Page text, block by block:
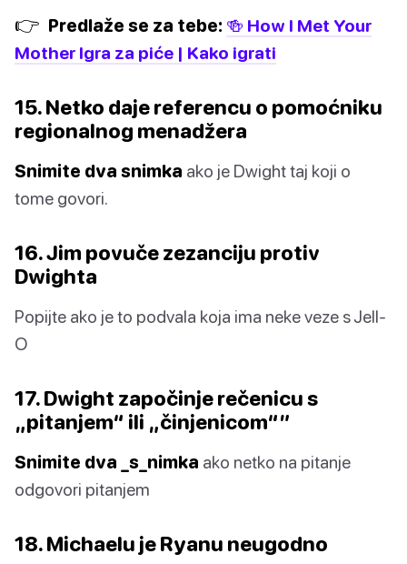
👉 Predlaže se za tebe: 🍻 How I Met Your
Mother Igra za piće | Kako igrati
15. Netko daje referencu o pomoćniku
regionalnog menadžera
Snimite dva snimka ako je Dwight taj koji o
tome govori.
16. Jim povuče zezanciju protiv
Dwighta
Popijte ako je to podvala koja ima neke veze s Jell-
O
17. Dwight započinje rečenicu s
„pitanjem“ ili „činjenicom“”
Snimite dva _s_nimka ako netko na pitanje
odgovori pitanjem
18. Michaelu je Ryanu neugodno